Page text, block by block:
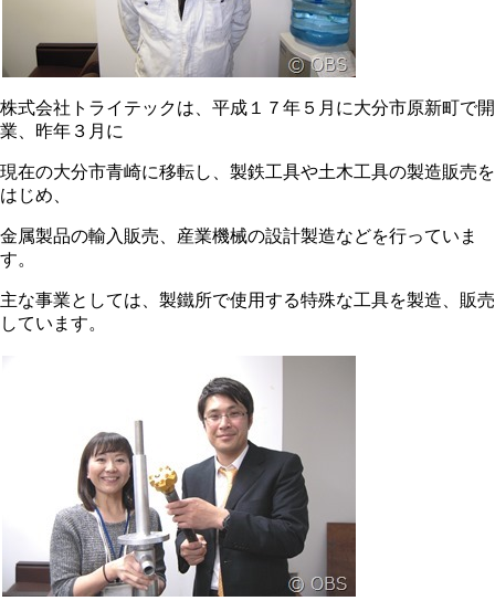
株式会社トライテックは、平成１７年５月に大分市原新町で開
業、昨年３月に
現在の大分市青崎に移転し、製鉄工具や土木工具の製造販売を
はじめ、
金属製品の輸入販売、産業機械の設計製造などを行っていま
す。
主な事業としては、製鐵所で使用する特殊な工具を製造、販売
しています。